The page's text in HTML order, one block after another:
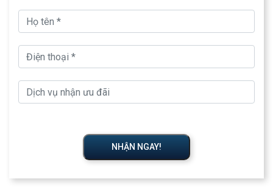
NHẬN NGAY!